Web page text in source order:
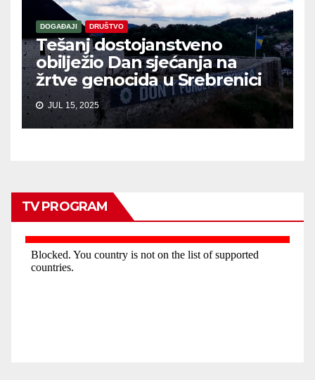
DOGAĐAJI DRUŠTVO
Tešanj dostojanstveno
obilježio Dan sjećanja na
žrtve genocida u Srebrenici
JUL 15, 2025
TV PROGRAM